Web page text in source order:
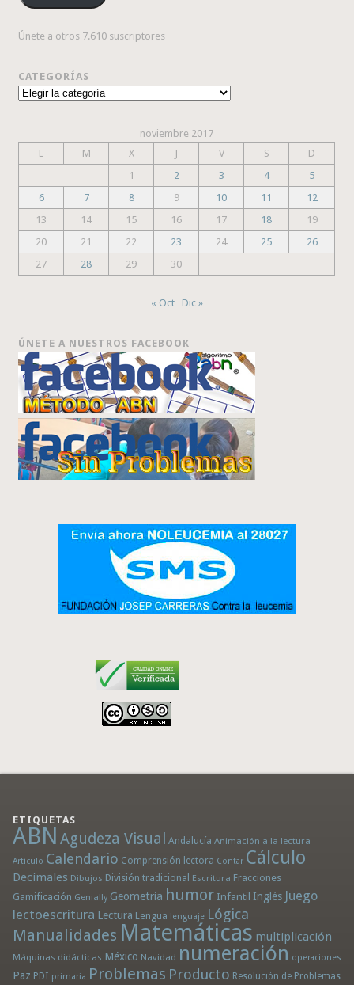
Únete a otros 7.610 suscriptores
CATEGORÍAS
Categorías
noviembre 2017
L
M X J V S
D
1
2 3 4
5
6
7 8 9 10 11
12
13
14 15 16 17 18
19
20
21 22 23 24 25
26
27
28 29 30
« Oct Dic »
ÚNETE A NUESTROS FACEBOOK
ETIQUETAS
ABN Agudeza Visual Andalucía Animación a la lectura
Artículo Calendario Comprensión lectora Contar Cálculo
Decimales Dibujos División tradicional Escritura Fracciones
Gamificación Genially Geometría humor Infantil Inglés Juego
lectoescritura Lectura Lengua lenguaje Lógica
Manualidades Matemáticas multiplicación
Máquinas didácticas México Navidad numeración operaciones
Paz PDI primaria Problemas Producto Resolución de Problemas